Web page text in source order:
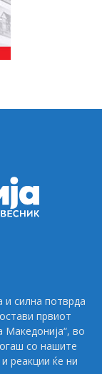
и силна потврда
првиот
Македонија“, во
со нашите
реакции ќе ни